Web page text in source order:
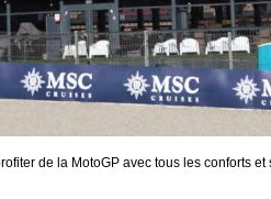
de la MotoGP avec tous les conforts